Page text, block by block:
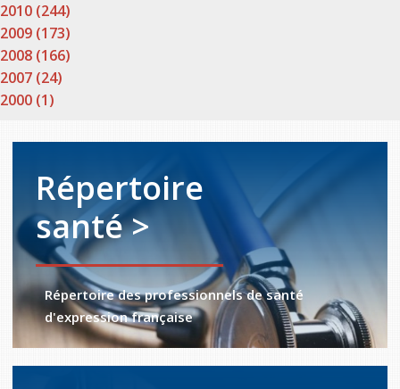
2010 (244)
2009 (173)
2008 (166)
2007 (24)
2000 (1)
Répertoire
santé >
Répertoire des professionnels de santé
d'expression française